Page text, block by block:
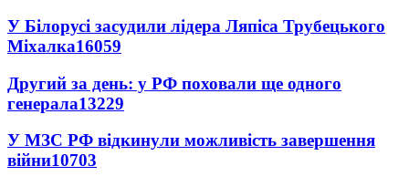
У Білорусі засудили лідера Ляпіса Трубецького
Міхалка16059
Другий за день: у РФ поховали ще одного
генерала13229
У МЗС РФ відкинули можливість завершення
війни10703